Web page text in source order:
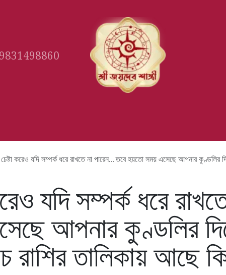
চেষ্টা করেও যদি সম্পর্ক ধরে রাখতে না পারেন… তবে হয়তো সময় এসেছে আপনার কুণ্ডলির দিকে
যদি সম্পর্ক ধরে
আপনার কুণ্ডলির
রাশির তালিকায় আছে